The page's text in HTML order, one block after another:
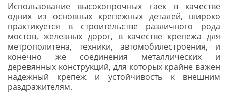
Использование высокопрочных гаек в качестве
одних из основных крепежных деталей, широко
практикуется в строительстве различного рода
мостов, железных дорог, в качестве крепежа для
метрополитена, техники, автомобилестроения, и
конечно же соединения металлических и
деревянных конструкций, для которых крайне важен
надежный крепеж и устойчивость к внешним
раздражителям.